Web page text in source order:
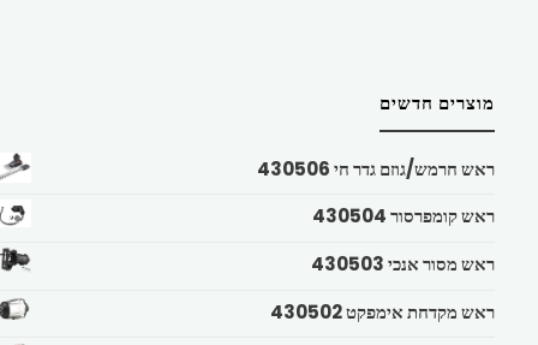
מוצרים חדשים
ראש חרמש/גוזם גדר חי 430506
ראש קומפרסור 430504
ראש מסור אנכי 430503
ראש מקדחת אימפקט 430502